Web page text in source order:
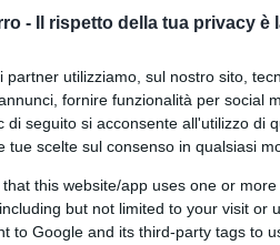
- Il rispetto della tua privacy
partner utilizziamo, sul nostro sito,
fornire funzionalità per social
di seguito si acconsente all'utilizzo di
tue scelte sul consenso in qualsiasi
that this website/app uses one or
but not limited to your visit or
to Google and its third-party tags to
vagano e
presa di distanza, e
senza cambiare
abbastanza antifascista,
devi dire che le BR